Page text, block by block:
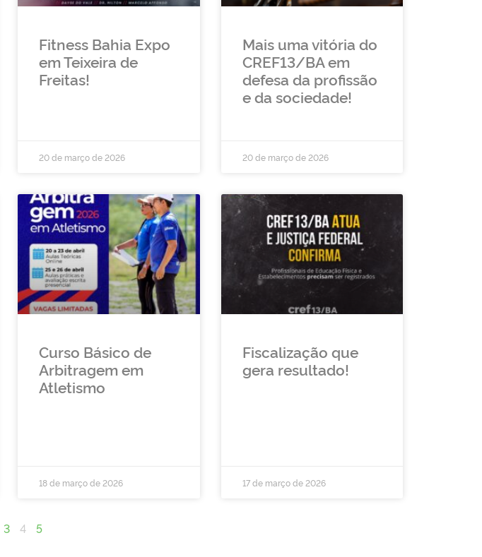
Fitness Bahia Expo
em Teixeira de
Freitas!
20 de março de 2026
Mais uma vitória do
CREF13/BA em
defesa da profissão
e da sociedade!
20 de março de 2026
Curso Básico de
Arbitragem em
Atletismo
18 de março de 2026
Fiscalização que
gera resultado!
17 de março de 2026
3 4 5